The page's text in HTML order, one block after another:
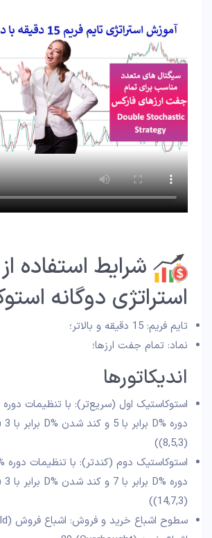
شرایط استفاده از
استراتژی دوگانه
تایم فریم: 15 دقیقه و بالاتر؛
نماد: تمام جفت ارزها؛
اندیکاتورها
(8,5,3))
(14,7,3))